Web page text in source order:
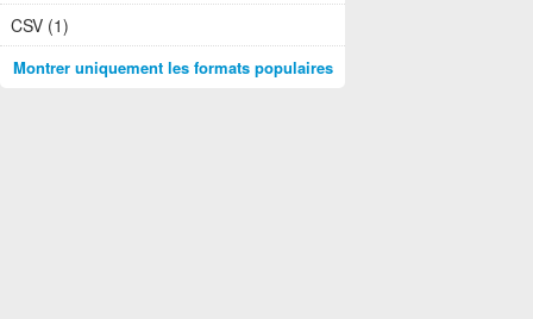
CSV (1)
Montrer uniquement les formats populaires